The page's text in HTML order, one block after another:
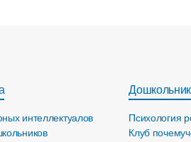
интеллектуалов
Дошкольник
Психология
Клуб